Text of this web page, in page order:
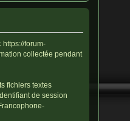
forum-
collectée pendant
fichiers textes
de session